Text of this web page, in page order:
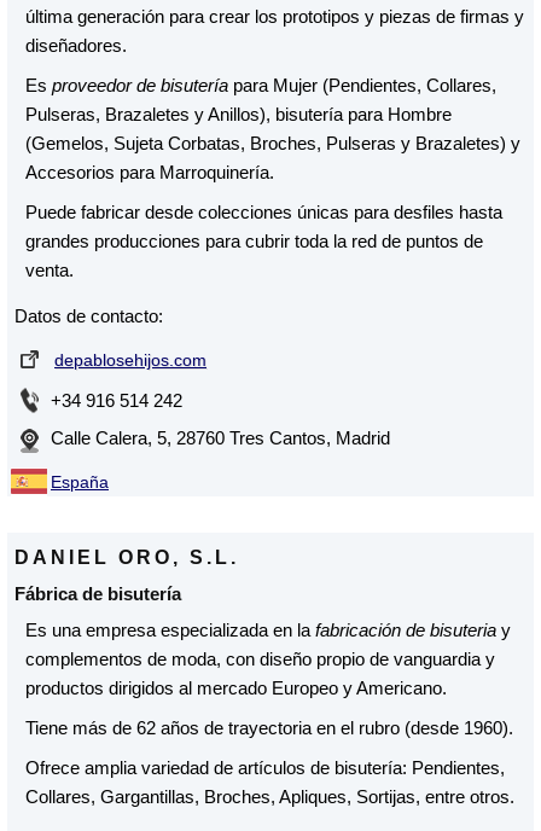
última generación para crear los prototipos y piezas de firmas y
diseñadores.
Es proveedor de bisutería para Mujer (Pendientes, Collares,
Pulseras, Brazaletes y Anillos), bisutería para Hombre
(Gemelos, Sujeta Corbatas, Broches, Pulseras y Brazaletes) y
Accesorios para Marroquinería.
Puede fabricar desde colecciones únicas para desfiles hasta
grandes producciones para cubrir toda la red de puntos de
venta.
Datos de contacto:
depablosehijos.com
+34 916 514 242
Calle Calera, 5, 28760 Tres Cantos, Madrid
España
DANIEL ORO, S.L.
Fábrica de bisutería
Es una empresa especializada en la fabricación de bisuteria y
complementos de moda, con diseño propio de vanguardia y
productos dirigidos al mercado Europeo y Americano.
Tiene más de 62 años de trayectoria en el rubro (desde 1960).
Ofrece amplia variedad de artículos de bisutería: Pendientes,
Collares, Gargantillas, Broches, Apliques, Sortijas, entre otros.